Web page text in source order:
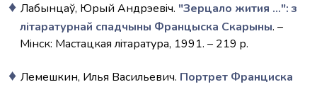
Лабынцаў, Юрый Андрэевiч. "Зерцало жития ...": з
літаратурнай спадчыны Францыска Скарыны. –
Мiнск: Мастацкая лiтаратура, 1991. – 219 p.
Лемешкин, Илья Васильевич. Портрет Франциска